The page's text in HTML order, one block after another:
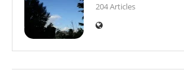
204 Articles